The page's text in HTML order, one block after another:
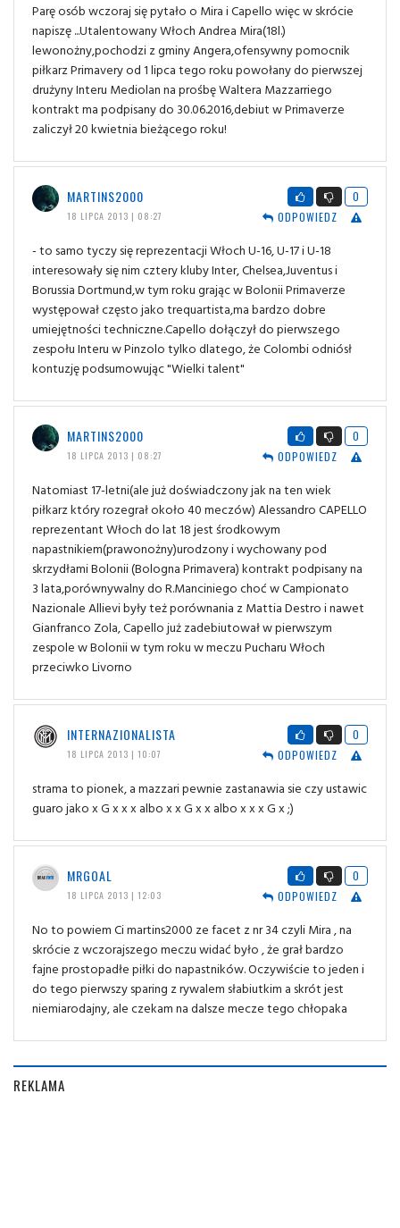
Parę osób wczoraj się pytało o Mira i Capello więc w skrócie
napiszę ...Utalentowany Włoch Andrea Mira(18l.)
lewonożny,pochodzi z gminy Angera,ofensywny pomocnik
piłkarz Primavery od 1 lipca tego roku powołany do pierwszej
drużyny Interu Mediolan na prośbę Waltera Mazzarriego
kontrakt ma podpisany do 30.06.2016,debiut w Primaverze
zaliczył 20 kwietnia bieżącego roku!
MARTINS2000
18 LIPCA 2013 | 08:27
0
ODPOWIEDZ
- to samo tyczy się reprezentacji Włoch U-16, U-17 i U-18
interesowały się nim cztery kluby Inter, Chelsea,Juventus i
Borussia Dortmund,w tym roku grając w Bolonii Primaverze
występował często jako trequartista,ma bardzo dobre
umiejętności techniczne.Capello dołączył do pierwszego
zespołu Interu w Pinzolo tylko dlatego, że Colombi odniósł
kontuzję podsumowując "Wielki talent"
MARTINS2000
18 LIPCA 2013 | 08:27
0
ODPOWIEDZ
Natomiast 17-letni(ale już doświadczony jak na ten wiek
piłkarz który rozegrał około 40 meczów) Alessandro CAPELLO
reprezentant Włoch do lat 18 jest środkowym
napastnikiem(prawonożny)urodzony i wychowany pod
skrzydłami Bolonii (Bologna Primavera) kontrakt podpisany na
3 lata,porównywalny do R.Manciniego choć w Campionato
Nazionale Allievi były też porównania z Mattia Destro i nawet
Gianfranco Zola, Capello już zadebiutował w pierwszym
zespole w Bolonii w tym roku w meczu Pucharu Włoch
przeciwko Livorno
INTERNAZIONALISTA
18 LIPCA 2013 | 10:07
0
ODPOWIEDZ
strama to pionek, a mazzari pewnie zastanawia sie czy ustawic
guaro jako x G x x x albo x x G x x albo x x x G x ;)
MRGOAL
18 LIPCA 2013 | 12:03
0
ODPOWIEDZ
No to powiem Ci martins2000 ze facet z nr 34 czyli Mira , na
skrócie z wczorajszego meczu widać było , że grał bardzo
fajne prostopadłe piłki do napastników. Oczywiście to jeden i
do tego pierwszy sparing z rywalem słabiutkim a skrót jest
niemiarodajny, ale czekam na dalsze mecze tego chłopaka
REKLAMA